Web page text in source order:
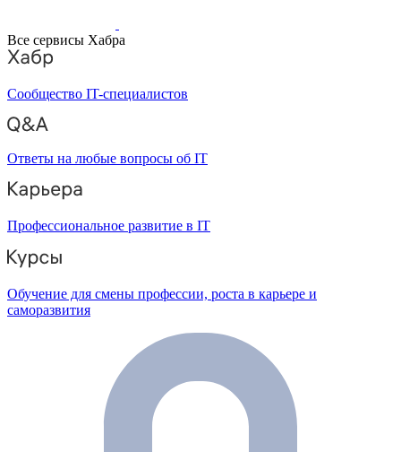
Все сервисы Хабра
Сообщество IT-специалистов
Ответы на любые вопросы об IT
Профессиональное развитие в IT
Обучение для смены профессии, роста в карьере и
саморазвития